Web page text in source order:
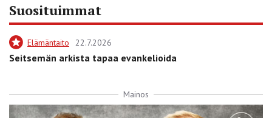
Suosituimmat
Elämäntaito 22.7.2026
Seitsemän arkista tapaa evankelioida
Mainos